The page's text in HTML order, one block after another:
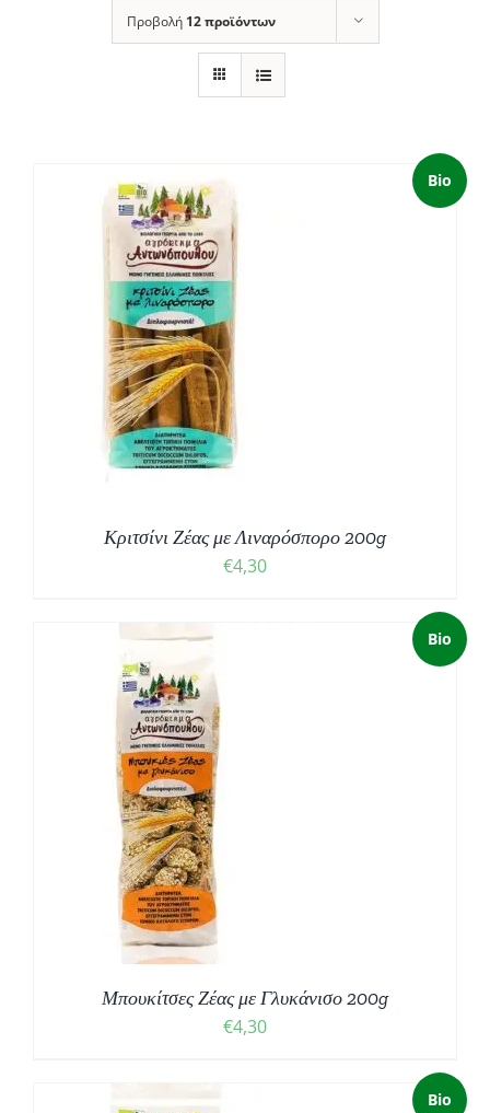
Προβολή 12 προϊόντων
Bio
Κριτσίνι Ζέας με Λιναρόσπορο 200g
€4,30
Bio
Μπουκίτσες Ζέας με Γλυκάνισο 200g
€4,30
Bio